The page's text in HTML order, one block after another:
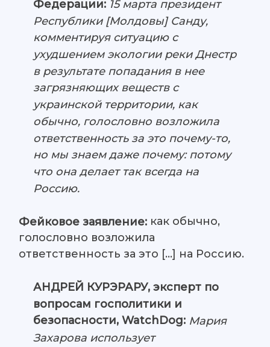
Федерации: 15 марта президент
Республики [Молдовы] Санду,
комментируя ситуацию с
ухудшением экологии реки Днестр
в результате попадания в нее
загрязняющих веществ с
украинской территории, как
обычно, голословно возложила
ответственность за это почему-то,
но мы знаем даже почему: потому
что она делает так всегда на
Россию.
Фейковое заявление: как обычно,
голословно возложила
ответственность за это […] на Россию.
АНДРЕЙ КУРЭРАРУ, эксперт по
вопросам госполитики и
безопасности, WatchDog: Мария
Захарова использует